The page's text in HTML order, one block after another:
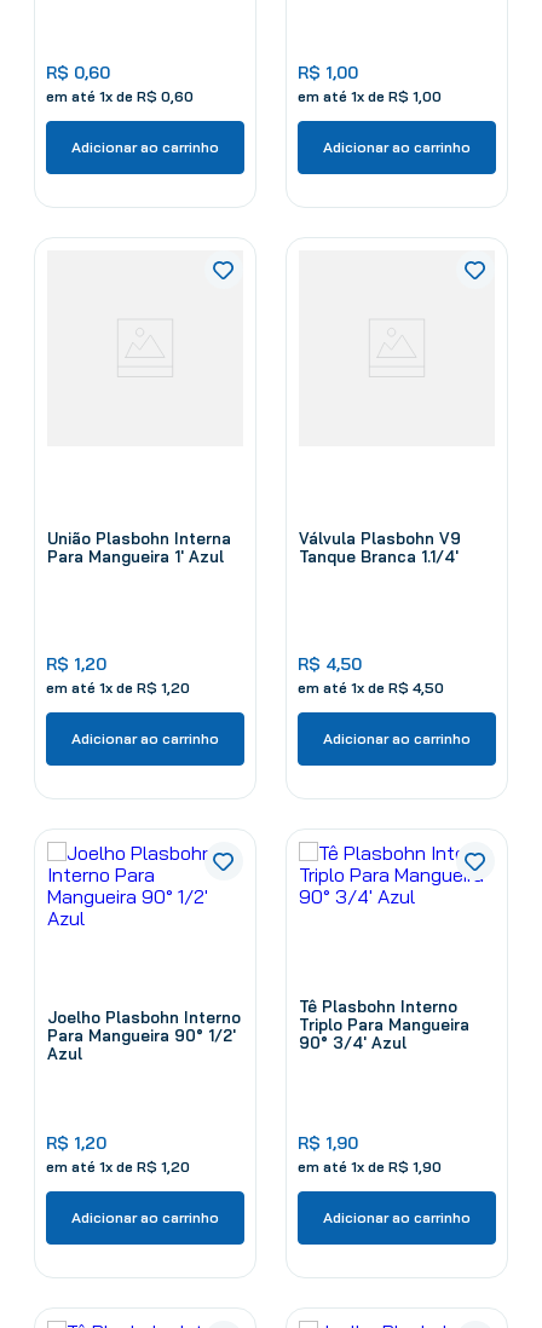
R$ 0,60
em até 1x de R$ 0 60
Adicionar ao carrinho
R$ 1,00
em até 1x de R$ 1 00
Adicionar ao carrinho
União Plasbohn Interna
Para Mangueira 1' Azul
R$ 1,20
em até 1x de R$ 1 20
Adicionar ao carrinho
Válvula Plasbohn V9
Tanque Branca 1.1/4'
R$ 4,50
em até 1x de R$ 4,50
Adicionar ao carrinho
Joelho Plasbohn Interno
Para Mangueira 90° 1/2'
Azul
R$ 1,20
em até 1x de R$ 1 20
Adicionar ao carrinho
Tê Plasbohn Interno
Triplo Para Mangueira
90° 3/4' Azul
R$ 1,90
em até 1x de R$ 1 90
Adicionar ao carrinho